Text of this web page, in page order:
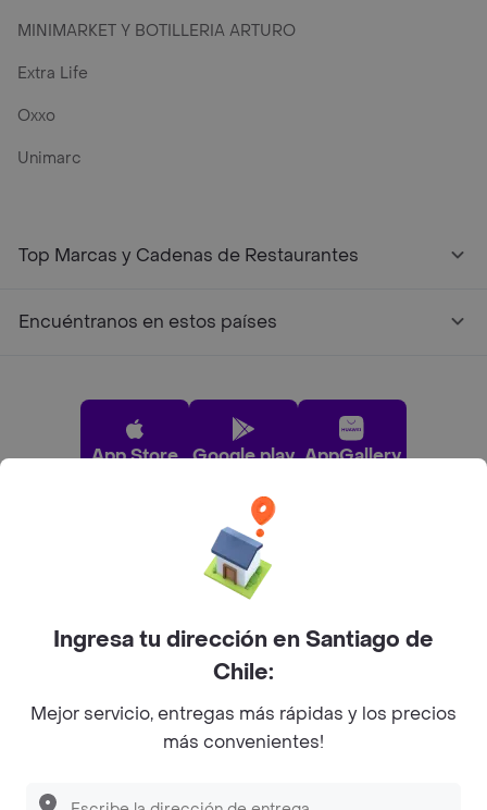
MINIMARKET Y BOTILLERIA ARTURO
Extra Life
Oxxo
Unimarc
Top Marcas y Cadenas de Restaurantes
Encuéntranos en estos países
App Store Google play AppGallery
Pide tu comida favorita cerca de ti
Categorías
Ingresa tu dirección en Santiago de
Chile:
Mejor servicio, entregas más rápidas y los precios
más convenientes!